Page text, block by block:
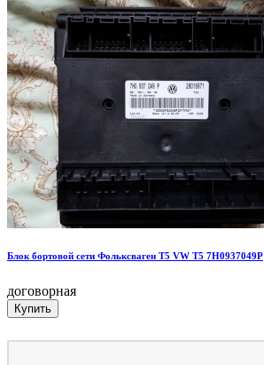
Блок бортовой сети Фольксваген Т5 VW Т5 7H0937049P
договорная